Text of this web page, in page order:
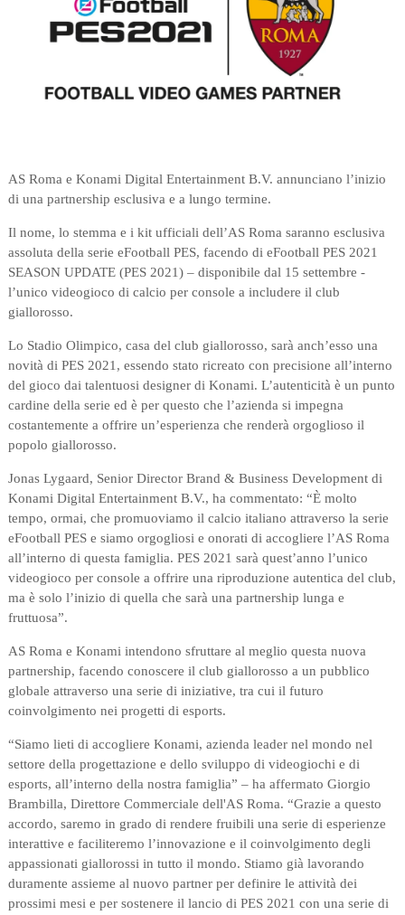
AS Roma e Konami Digital Entertainment B.V. annunciano l’inizio
di una partnership esclusiva e a lungo termine.
Il nome, lo stemma e i kit ufficiali dell’AS Roma saranno esclusiva
assoluta della serie eFootball PES, facendo di eFootball PES 2021
SEASON UPDATE (PES 2021) – disponibile dal 15 settembre -
l’unico videogioco di calcio per console a includere il club
giallorosso.
Lo Stadio Olimpico, casa del club giallorosso, sarà anch’esso una
novità di PES 2021, essendo stato ricreato con precisione all’interno
del gioco dai talentuosi designer di Konami. L’autenticità è un punto
cardine della serie ed è per questo che l’azienda si impegna
costantemente a offrire un’esperienza che renderà orgoglioso il
popolo giallorosso.
Jonas Lygaard, Senior Director Brand & Business Development di
Konami Digital Entertainment B.V., ha commentato: “È molto
tempo, ormai, che promuoviamo il calcio italiano attraverso la serie
eFootball PES e siamo orgogliosi e onorati di accogliere l’AS Roma
all’interno di questa famiglia. PES 2021 sarà quest’anno l’unico
videogioco per console a offrire una riproduzione autentica del club,
ma è solo l’inizio di quella che sarà una partnership lunga e
fruttuosa”.
AS Roma e Konami intendono sfruttare al meglio questa nuova
partnership, facendo conoscere il club giallorosso a un pubblico
globale attraverso una serie di iniziative, tra cui il futuro
coinvolgimento nei progetti di esports.
“Siamo lieti di accogliere Konami, azienda leader nel mondo nel
settore della progettazione e dello sviluppo di videogiochi e di
esports, all’interno della nostra famiglia” – ha affermato Giorgio
Brambilla, Direttore Commerciale dell'AS Roma. “Grazie a questo
accordo, saremo in grado di rendere fruibili una serie di esperienze
interattive e faciliteremo l’innovazione e il coinvolgimento degli
appassionati giallorossi in tutto il mondo. Stiamo già lavorando
duramente assieme al nuovo partner per definire le attività dei
prossimi mesi e per sostenere il lancio di PES 2021 con una serie di